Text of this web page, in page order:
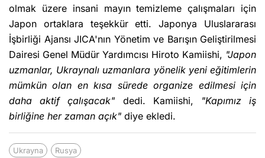
olmak üzere insani mayın temizleme çalışmaları için
Japon ortaklara teşekkür etti. Japonya Uluslararası
İşbirliği Ajansı JICA'nın Yönetim ve Barışın Geliştirilmesi
Dairesi Genel Müdür Yardımcısı Hiroto Kamiishi, "Japon
uzmanlar, Ukraynalı uzmanlara yönelik yeni eğitimlerin
mümkün olan en kısa sürede organize edilmesi için
daha aktif çalışacak" dedi. Kamiishi,
"Kapımız iş
birliğine her zaman açık" diye ekledi.
Ukrayna Rusya